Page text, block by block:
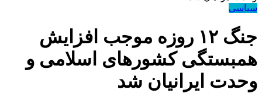
سیاسی
جنگ ۱۲ روزه موجب افزایش
همبستگی کشورهای اسلامی و
وحدت ایرانیان شد